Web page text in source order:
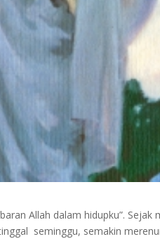
Allah dalam hidupku”.
seminggu, semakin